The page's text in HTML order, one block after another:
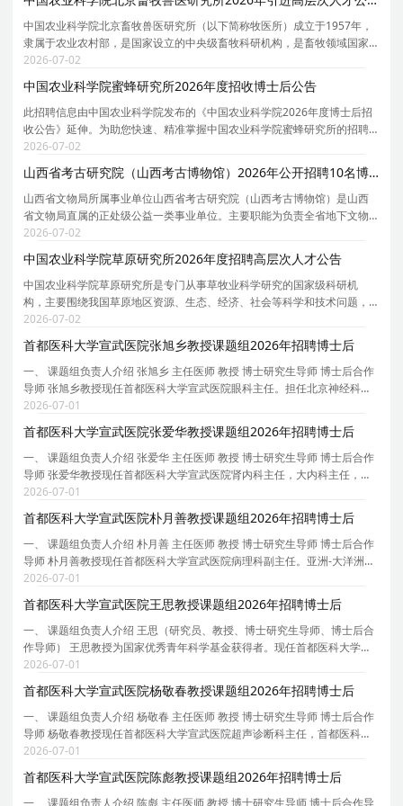
中国农业科学院北京畜牧兽医研究所（以下简称牧医所）成立于1957年，
隶属于农业农村部，是国家设立的中央级畜牧科研机构，是畜牧领域国家
战略力量。研究所紧紧围绕国家食物安全、畜产品有效供给、畜牧业高质
量发展等国家重大需求，重点解决畜牧业生产中基础
2026-07-02
中国农业科学院蜜蜂研究所2026年度招收博士后公告
此招聘信息由中国农业科学院发布的《中国农业科学院2026年度博士后招
收公告》延伸。为助您快速、精准掌握中国农业科学院蜜蜂研究所的招聘
详情， 现特别针对中国农业科学院蜜蜂研究所的岗位信息与报考要点单独
说明。 为保证您获取的招聘信息完整且准确，请同
2026-07-02
山西省考古研究院（山西考古博物馆）2026年公开招聘10名博士研究生公告
山西省文物局所属事业单位山西省考古研究院（山西考古博物馆）是山西
省文物局直属的正处级公益一类事业单位。主要职能为负责全省地下文物
的考古调查、勘探、发掘、保护和研究工作，承担中华五千年文明实证、
黄河文化、一带一路考古重点课题研究等。集考古科
2026-07-02
中国农业科学院草原研究所2026年度招聘高层次人才公告
中国农业科学院草原研究所是专门从事草牧业科学研究的国家级科研机
构，主要围绕我国草原地区资源、生态、经济、社会等科学和技术问题，
以基础前沿、共性关键技术和社会公益服务为主，重点聚焦草种质资源收
集、评价、保存与利用，草新品种培育、制种与栽培研
2026-07-02
首都医科大学宣武医院张旭乡教授课题组2026年招聘博士后
一、 课题组负责人介绍 张旭乡 主任医师 教授 博士研究生导师 博士后合作
导师 张旭乡教授现任首都医科大学宣武医院眼科主任。担任北京神经科学
会视觉神经专委会主任委员、北京整合医学学会眼科分会副主任委员、北
京市医学会眼科分会常委、中国研究型医院学会
2026-07-01
首都医科大学宣武医院张爱华教授课题组2026年招聘博士后
一、 课题组负责人介绍 张爱华 主任医师 教授 博士研究生导师 博士后合作
导师 张爱华教授现任首都医科大学宣武医院肾内科主任，大内科主任，内
科教研室主任。中国医师协会肾脏内科医师分会委员，中国人体健康科技
促进会血液净化专委会主任委员，北京医学会血
2026-07-01
首都医科大学宣武医院朴月善教授课题组2026年招聘博士后
一、 课题组负责人介绍 朴月善 主任医师 教授 博士研究生导师 博士后合作
导师 朴月善教授现任首都医科大学宣武医院病理科副主任。亚洲-大洋洲神
经病理学会理事。中华医学会神经病学分会神经病理学组副组长，中华医
学会病理学分会脑神经病理学组指导专家，中
2026-07-01
首都医科大学宣武医院王思教授课题组2026年招聘博士后
一、 课题组负责人介绍 王思（研究员、教授、博士研究生导师、博士后合
作导师） 王思教授为国家优秀青年科学基金获得者。现任首都医科大学宣
武医院衰老转化医学中心执行主任，中国遗传学会衰老遗传学分会秘书长
等。 主要研究方向为衰老与再生医学。致力于利
2026-07-01
首都医科大学宣武医院杨敬春教授课题组2026年招聘博士后
一、 课题组负责人介绍 杨敬春 主任医师 教授 博士研究生导师 博士后合作
导师 杨敬春教授现任首都医科大学宣武医院超声诊断科主任，首都医科大
学超声医学系副主任、宣武医院超声医学住陪基地主任、科技部项目评审
专家、北京市科委人才项目专家、北京市高级职
2026-07-01
首都医科大学宣武医院陈彪教授课题组2026年招聘博士后
一、 课题组负责人介绍 陈彪 主任医师 教授 博士研究生导师 博士后合作导